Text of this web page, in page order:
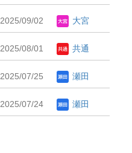
2025/09/02 大宮
2025/08/01 共通
2025/07/25 瀬田
2025/07/24 瀬田